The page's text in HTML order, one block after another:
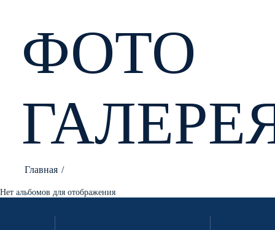
ФОТО
Главная /
Нет альбомов для отображения